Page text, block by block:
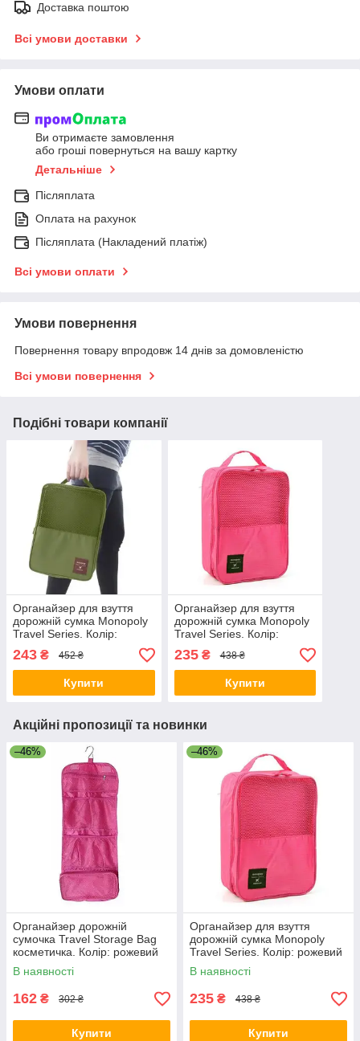
Доставка поштою
Всі умови доставки
Умови оплати
Ви отримаєте замовлення
або гроші повернуться на вашу картку
Детальніше
Післяплата
Оплата на рахунок
Післяплата (Накладений платіж)
Всі умови оплати
Умови повернення
Повернення товару впродовж 14 днів за домовленістю
Всі умови повернення
Подібні товари компанії
Органайзер для взуття
дорожній сумка Monopoly
Travel Series. Колір:
зелений EF-32
243 ₴ 452 ₴
Купити
Органайзер для взуття
дорожній сумка Monopoly
Travel Series. Колір:
рожевий IO-69
235₴ 438 ₴
Купити
Акційні пропозиції та новинки
–46%
Органайзер дорожній
сумочка Travel Storage Bag
косметичка. Колір: рожевий
MA-27
В наявності
162 ₴ 302 ₴
Купити
–46%
Органайзер для взуття
дорожній сумка Monopoly
Travel Series. Колір: рожевий
IO-69
В наявності
235 ₴ 438 ₴
Купити